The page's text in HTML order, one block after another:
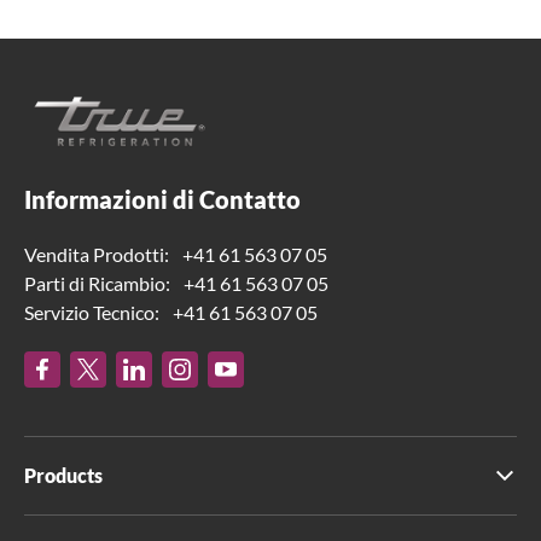
Informazioni di Contatto
Vendita Prodotti:
+41 61 563 07 05
Parti di Ricambio:
+41 61 563 07 05
Servizio Tecnico:
+41 61 563 07 05
Products